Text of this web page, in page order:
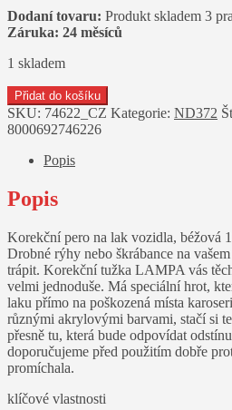
Dodaní tovaru: Produkt skladem 3
Záruka: 24 měsíců
1 skladem
Korekční
pero
na
vozidla,
10
ml_Be2
Přidat do košíku
SKU: 74622_CZ Kategorie: ND372
8000692746226
Popis
Popis
Korekční pero na lak vozidla, béžová
Drobné rýhy nebo škrábance na
trápit. Korekční tužka LAMPA vás
velmi jednoduše. Má speciální hrot,
laku přímo na poškozená místa
různými akrylovými barvami, stačí si
přesně tu, která bude odpovídat
doporučujeme před použitím dobře
promíchala.
klíčové vlastnosti